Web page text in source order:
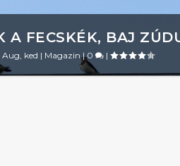
A FECSKÉK, BAJ
Aug, ked | Magazin |0 |